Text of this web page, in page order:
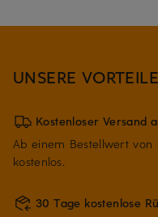
UNSERE VORTEILE
Kostenloser Versand
Ab einem Bestellwert von
kostenlos.
30 Tage kostenlose